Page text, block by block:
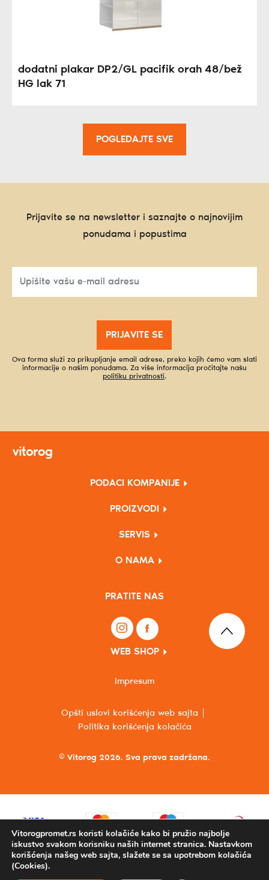
dodatni plakar DP2/GL pacifik orah 48/bež
HG lak 71
POGLEDAJTE SVE
Prijavite se na newsletter i saznajte o najnovijim
ponudama i popustima
PRIJAVITE SE
Ova forma služi za prikupljanje email adrese, preko kojih ćemo vam slati
informacije o našim ponudama. Za više informacija pročitajte našu
politiku privatnosti.
PODACI KOMPANIJE
PROIZVODI
SERVIS
O NAMA
PRATITE NAS
WEB SHOP
© Vitorog 2026. Sva prava zadržana.
Opšti uslovi korišćenja web sajta
Politika korišćenja kolačića
Impresum
Vitorogpromet.rs koristi kolačiće kako bi pružio najbolje
iskustvo svakom korisniku naših internet stranica. Nastavkom
korišćenja našeg web sajta, slažete se sa upotrebom kolačića
(Cookies).